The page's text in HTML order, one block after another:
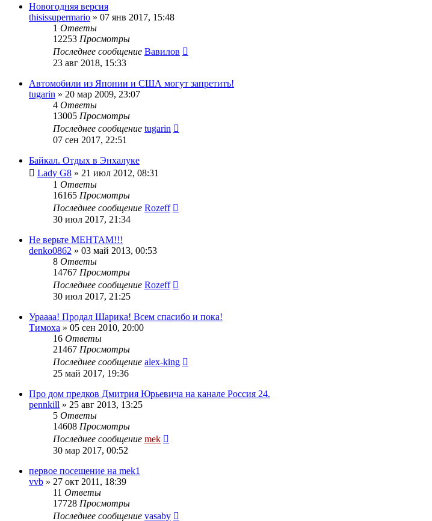
Новогодняя версия
thisissupermario » 07 янв 2017, 15:48
1 Ответы
12253 Просмотры
Последнее сообщение Вавилов
23 авг 2018, 15:33
Автомобили из Японии и США могут запретить!
tugarin » 20 мар 2009, 23:07
4 Ответы
13005 Просмотры
Последнее сообщение tugarin
07 сен 2017, 22:51
Байкал. Отдых в Энхалуке
Lady G8 » 21 июл 2012, 08:31
1 Ответы
16165 Просмотры
Последнее сообщение Rozeff
30 июл 2017, 21:34
Не верьте МЕНТАМ!!!
denko0862 » 03 май 2013, 00:53
8 Ответы
14767 Просмотры
Последнее сообщение Rozeff
30 июл 2017, 21:25
Ураааа! Продал Шарика! Всем спасибо и пока!
Тимоха » 05 сен 2010, 20:00
16 Ответы
21467 Просмотры
Последнее сообщение alex-king
25 май 2017, 19:36
Про дом предков Дмитрия Юрьевича на канале Россия 24.
pennkill » 25 авг 2013, 13:25
5 Ответы
14608 Просмотры
Последнее сообщение mek
30 мар 2017, 00:52
первое посещение на mek1
vvb » 27 окт 2011, 18:39
11 Ответы
17728 Просмотры
Последнее сообщение vasaby